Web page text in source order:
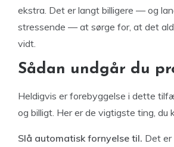
ekstra. Det er langt billigere — og
stressende — at sørge for, at det
vidt.
Sådan undgår du
Heldigvis er forebyggelse i dette
og billigt. Her er de vigtigste ting, du
Slå automatisk fornyelse til. Det